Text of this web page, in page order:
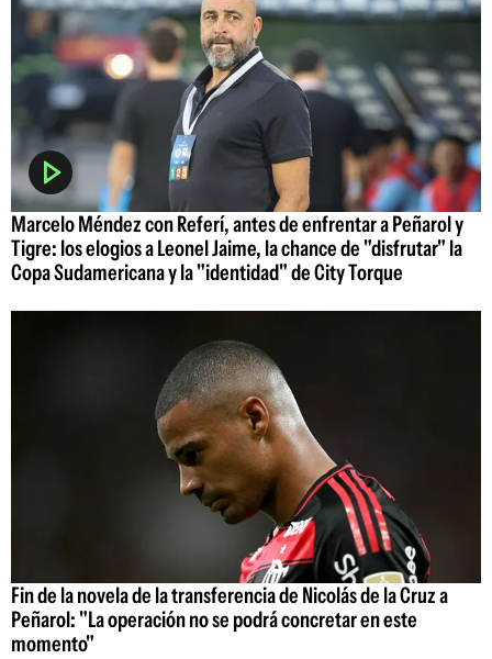
Marcelo Méndez con Referí, antes de enfrentar a Peñarol y
Tigre: los elogios a Leonel Jaime, la chance de "disfrutar" la
Copa Sudamericana y la "identidad" de City Torque
Fin de la novela de la transferencia de Nicolás de la Cruz a
Peñarol: "La operación no se podrá concretar en este
momento"